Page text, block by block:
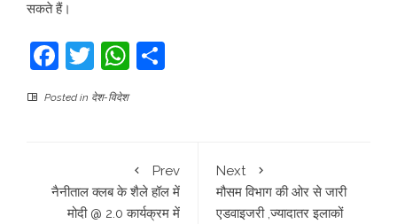
सकते हैं।
Facebook
TwitterWhatsApp
Posted in देश-विदेश
Prev
नैनीताल क्लब के शैले हॉल में
मोदी @ 2.0 कार्यक्रम में
Next
मौसम विभाग की ओर से जारी
एडवाइजरी ,ज्यादातर इलाकों